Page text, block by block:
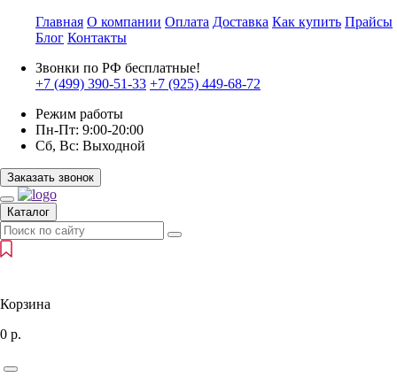
Главная О компании Оплата Доставка Как купить Прайсы
Блог Контакты
Звонки по РФ бесплатные!
+7 (499) 390-51-33 +7 (925) 449-68-72
Режим работы
Пн-Пт: 9:00-20:00
Сб, Вс: Выходной
Заказать звонок
Каталог
Корзина
0 р.